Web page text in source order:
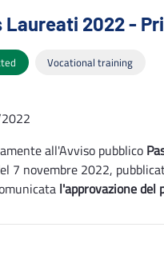
Laureati 2022 -
Vocational training
all'Avviso pubblico
7 novembre 2022,
l'approvazione del